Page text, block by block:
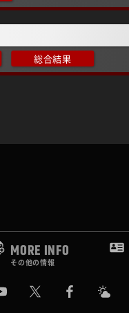
総合結果
MORE INFO
その他の情報